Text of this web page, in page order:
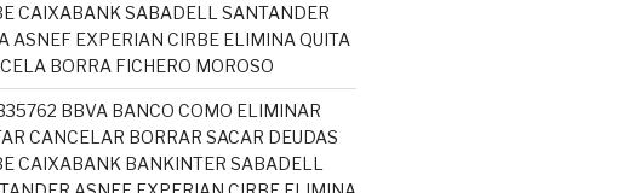
CAIXABANK SABADELL SANTANDER
ASNEF EXPERIAN CIRBE ELIMINA QUITA
BORRA FICHERO MOROSO
BBVA BANCO COMO ELIMINAR
CANCELAR BORRAR SACAR DEUDAS
CAIXABANK BANKINTER SABADELL